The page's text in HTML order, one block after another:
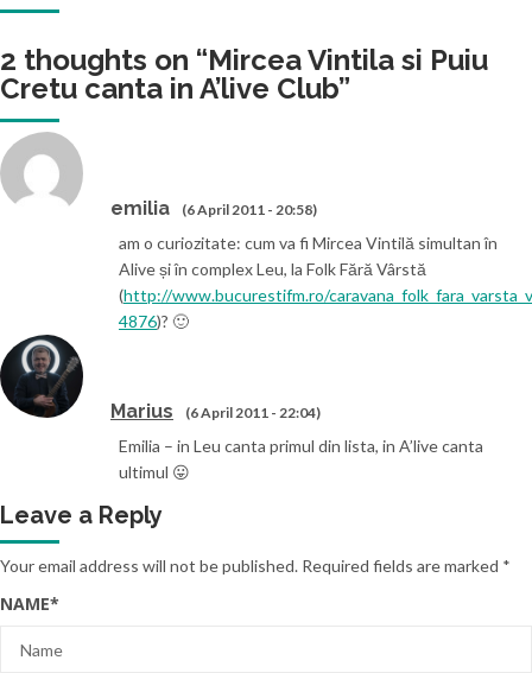
2 thoughts on “Mircea Vintila si Puiu
Cretu canta in A’live Club”
emilia (6 April 2011 - 20:58)
am o curiozitate: cum va fi Mircea Vintilă simultan în
Alive și în complex Leu, la Folk Fără Vârstă
(http://www.bucurestifm.ro/
4876)? 🙂
Marius (6 April 2011 - 22:04)
Emilia – in Leu canta primul din lista, in A’live canta
ultimul 😛
Leave a Reply
Your email address will not be published. Required fields are marked *
NAME*